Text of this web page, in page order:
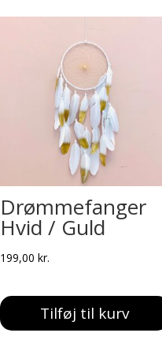
Drømmefanger
Hvid / Guld
199,00 kr.
Tilføj til kurv